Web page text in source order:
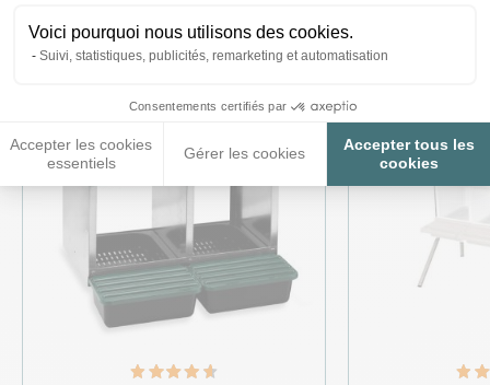
Voici pourquoi nous utilisons des cookies.
Suivi, statistiques, publicités, remarketing et automatisation
Consentements certifiés par
Accepter les cookies
essentiels
Gérer les cookies
Accepter tous les
cookies